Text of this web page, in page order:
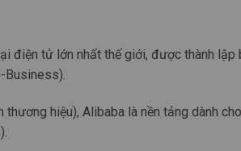
điện tử lớn nhất thế giới, được thành lập
Business).
thương hiệu), Alibaba là nền tảng dành